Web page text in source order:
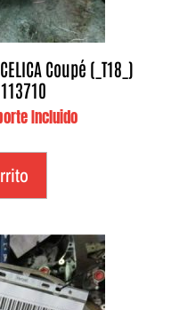
Coupé (_T18_)
Incluido